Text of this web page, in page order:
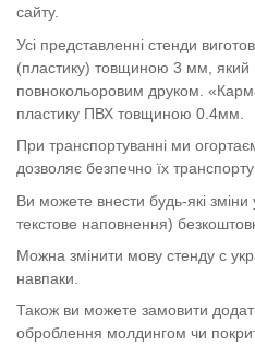
сайту.
Усі представленні стенди
(пластику) товщиною 3 мм, який
повнокольоровим друком.
пластику ПВХ товщиною 0.4мм.
При транспортуванні ми
дозволяє безпечно їх
Ви можете внести будь-які зміни
текстове наповнення)
Можна змінити мову стенду с
навпаки.
Також ви можете замовити
оброблення молдингом чи